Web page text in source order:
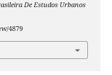
De Estudos Urbanos
4879